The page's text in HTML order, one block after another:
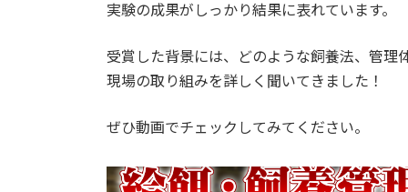
実験の成果がしっかり結果に表れています。
受賞した背景には、どのような飼養法、管理
現場の取り組みを詳しく聞いてきました！
ぜひ動画でチェックしてみてください。